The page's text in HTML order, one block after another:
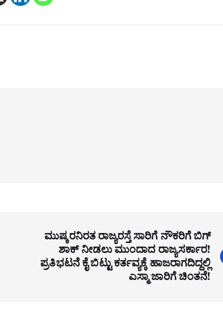
ಮುಷ್ಕರನಿರತ ರಾಜ್ಯರಸ್ತೆ ಸಾರಿಗೆ ನೌಕರಿಗೆ ಬಿಗ್
ಶಾಕ್ ನೀಡಲು ಮುಂದಾದ ರಾಜ್ಯಸರ್ಕಾರ!
ಪ್ರತಿಭಟನೆ ಕೈ ಬಿಟ್ಟು ಕರ್ತವ್ಯಕ್ಕೆ ಹಾಜರಾಗದಿದ್ದಲ್ಲಿ
ಎಸ್ಮಾ ಜಾರಿಗೆ ಚಿಂತನೆ!